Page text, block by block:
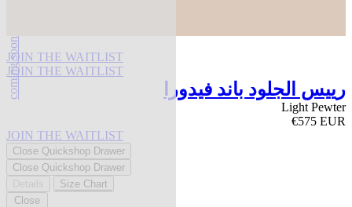
coming soon
JOIN THE WAITLIST
JOIN THE WAITLIST
رييس الجلود باند فيدورا
Light Pewter
€575 EUR
JOIN THE WAITLIST
Close Quickshop Drawer
Close Quickshop Drawer
Size Chart
Close